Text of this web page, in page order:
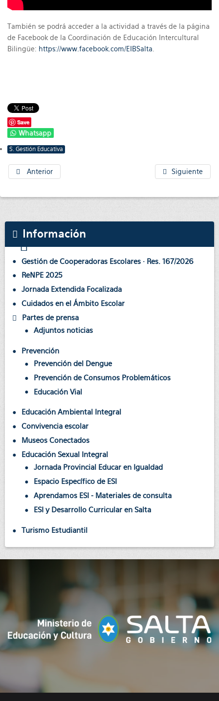
También se podrá acceder a la actividad a través de la página
de Facebook de la Coordinación de Educación Intercultural
Bilingüe: https://www.facebook.com/EIBSalta
Save
Whatsapp
S. Gestión Educativa
Anterior Siguiente
Información
Gestión de Cooperadoras Escolares · Res. 167/2026
ReNPE 2025
Jornada Extendida Focalizada
Cuidados en el Ámbito Escolar
Partes de prensa
Adjuntos noticias
Prevención
Prevención del Dengue
Prevención de Consumos Problemáticos
Educación Vial
Educación Ambiental Integral
Convivencia escolar
Museos Conectados
Educación Sexual Integral
Jornada Provincial Educar en Igualdad
Espacio Específico de ESI
Aprendamos ESI - Materiales de consulta
ESI y Desarrollo Curricular en Salta
Turismo Estudiantil